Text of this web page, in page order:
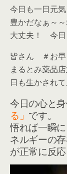
今日も一日元気
豊かだなぁ～
大丈夫！ 今
皆さん ＃お早
まるとみ薬品
日も生かされ
今日の心と
る」 です。
悟れば一瞬
ネルギーの
が正常に反